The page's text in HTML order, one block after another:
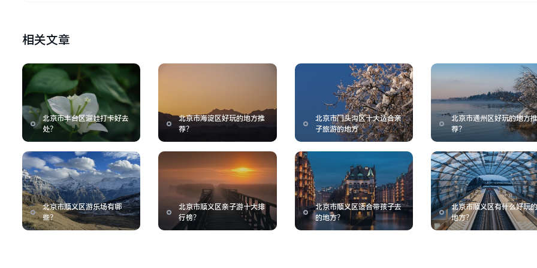
相关文章
北京市丰台区遛娃打卡好去
处？
北京市海淀区好玩的地方推
荐？
北京市门头沟区十大适合亲
子旅游的地方
北京市通州区好玩的地方推
荐？
北京市顺义区游乐场有哪
些？
北京市顺义区亲子游十大排
行榜？
北京市顺义区适合带孩子去
的地方？
北京市顺义区有什么好玩的
地方？